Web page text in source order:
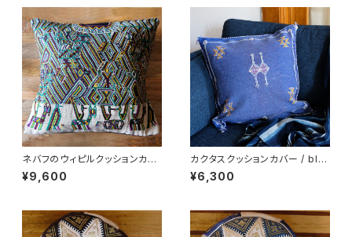
ネバフのウィピルクッションカバ
ー /289/ GUATEMALA グアテ
マラ
¥9,600
カクタスクッションカバー / blu
e /m8/ MOROCCO モロッコ
¥6,300